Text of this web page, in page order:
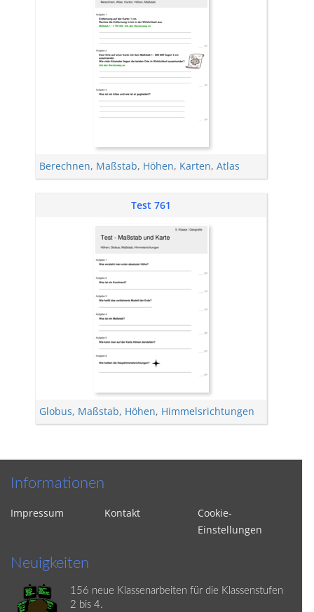
Berechnen, Maßstab, Höhen, Karten, Atlas
Test 761
Globus, Maßstab, Höhen, Himmelsrichtungen
Informationen
Impressum Kontakt
Cookie-
Einstellungen
Neuigkeiten
156 neue Klassenarbeiten für die Klassenstufen
2 bis 4.